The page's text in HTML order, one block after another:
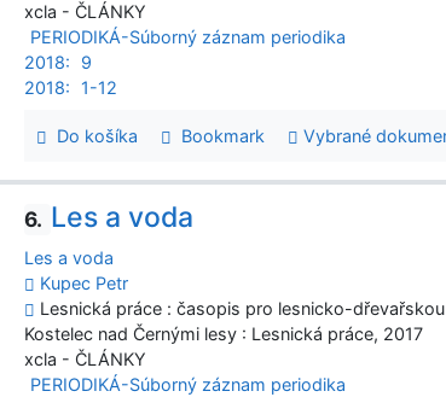
xcla - ČLÁNKY
PERIODIKÁ-Súborný záznam periodika
2018:
9
2018:
1-12
Do košíka Bookmark Vybrané
6. Les a voda
Les a voda
Kupec Petr
Lesnická práce : časopis pro lesnicko-
Kostelec nad Černými lesy : Lesnická práce, 2017
xcla - ČLÁNKY
PERIODIKÁ-Súborný záznam periodika